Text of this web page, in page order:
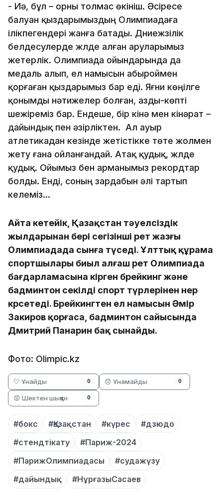
- Иә, бұл – орны толмас өкініш. Әсіресе
балуан қыздарымыздың Олимпиадаға
ілікпегендері жанға батады. Дүниежүзілік
белдесулерде жүлде алған аруларымыз
жетерлік. Олимпиада ойындарында да
медаль алып, ел намысын абыроймен
қорғаған қыздарымыз бар еді. Яғни көңілге
қонымды нәтижелер болған, азды-көпті
шежіреміз бар. Ендеше, бір кінә мен кінәрат –
дайындық пен әзірліктен. Ал ауыр
атлетикадан кезінде жетістікке төте жолмен
жету ғана ойланғандай. Атақ қудық, жүлде
қудық. Ойымыз бен арманымыз рекордтар
болды. Енді, соның зардабын әлі тартып
келеміз...
Айта кетейік, Қазақстан тәуелсіздік
жылдарынан бері сегізінші рет жазғы
Олимпиадада сынға түседі. Ұлттық құрама
спортшылары биыл алғаш рет Олимпиада
бағдарламасына кірген брейкинг және
бадминтон секілді спорт түрлерінен өнер
көрсетеді. Брейкингтен ел намысын Әмір
Закиров қорғаса, бадминтон сайысында
Дмитрий Панарин бақ сынайды.
Фото: Olimpic.kz
🤍 Ұнайды 0 😞 Ұнамайды 0
😡 Шектен шыққан 0
#бокс #Қазақстан #күрес
#дзюдо
#стендтікату
#Париж-2024
#ПарижОлимпиадасы
#судажүзу
#дайындық
#НұрғазыСасаев